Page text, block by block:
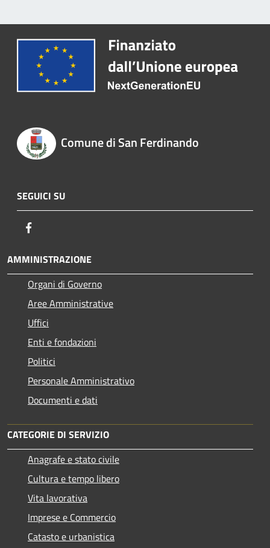
Comune di San Ferdinando
SEGUICI SU
AMMINISTRAZIONE
Organi di Governo
Aree Amministrative
Uffici
Enti e fondazioni
Politici
Personale Amministrativo
Documenti e dati
CATEGORIE DI SERVIZIO
Anagrafe e stato civile
Cultura e tempo libero
Vita lavorativa
Imprese e Commercio
Catasto e urbanistica